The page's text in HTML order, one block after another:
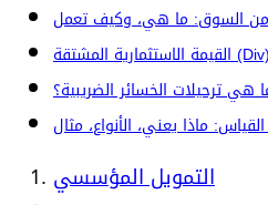
من السوق: ما هي، وكيف تعمل
هي ترحيلات الخسائر الضريبية؟
ماذا يعني، الأنواع، مثال
التمويل المؤسسي